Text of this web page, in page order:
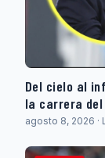
Del cielo al
la carrera del
agosto 8, 2026 ·